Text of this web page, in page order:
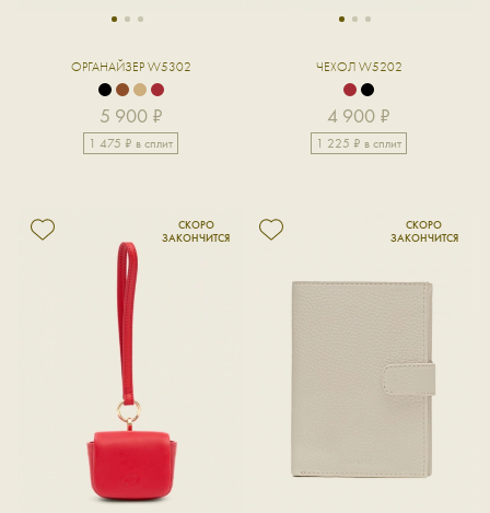
1 2 3
ОРГАНАЙЗЕР W5302
5 900 ₽
1 475 ₽ в сплит
1 2 3
ЧЕХОЛ W5202
4 900 ₽
1 225 ₽ в сплит